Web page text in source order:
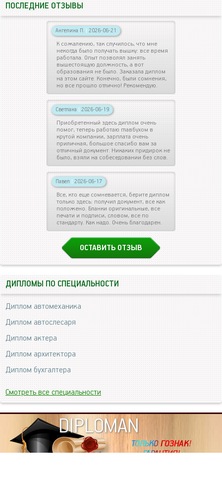
ПОСЛЕДНИЕ ОТЗЫВЫ
Ангелина П. | 2026-06-21
К сожалению, так случилось, что мне
некогда было получать вышку: все время
работала. Опыт позволял занять
вышестоящую должность, а вот
образования не было. Заказала диплом
на этом сайте. Конечно, были сомнения,
но все прошло отлично! Рекомендую.
Светлана | 2026-06-19
Приобретенный здесь диплом очень
помог, теперь работаю главбухом в
крутой компании, зарплата очень
приличная, большое спасибо вам за
отличный документ. Никаких придирок не
было, взяли на собеседовании без слов.
Павел | 2026-06-17
Все, кто еще сомневается, берите диплом
только здесь: получил документ, все как
положено. Бланки оригинальные, все
печати и подписи, словом, все по
стандарту. Как надо. Очень благодарен.
ОСТАВИТЬ ОТЗЫВ
ДИПЛОМЫ ПО СПЕЦИАЛЬНОСТИ
Диплом автомеханика
Диплом автослесаря
Диплом актера
Диплом архитектора
Диплом бухгалтера
Смотреть все специальности
DIPLOMAN